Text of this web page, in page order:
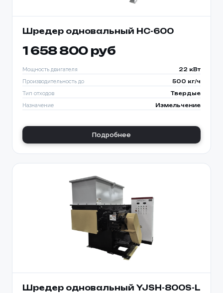
Шредер одновальный HC-600
1 658 800 руб
Мощность двигателя 22 кВт
Производительность до 500 кг/ч
Тип отходов Твердые
Назначение Измельчение
Подробнее
Шредер одновальный YJSH-800S-L